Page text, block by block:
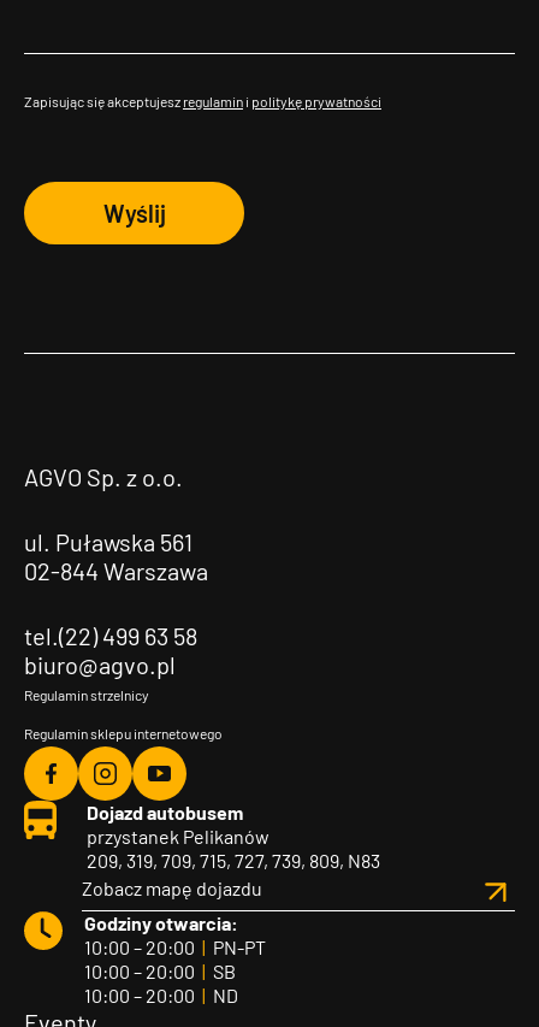
Zapisując się akceptujesz regulamin i politykę prywatności
Wyślij
AGVO Sp. z o.o.
ul. Puławska 561
02-844 Warszawa
tel.(22) 499 63 58
biuro@agvo.pl
Regulamin strzelnicy
Regulamin sklepu internetowego
Agvo
Facebook
Agvo
Instagram
Agvo
YouTube
Dojazd autobusem
przystanek Pelikanów
209, 319, 709, 715, 727, 739, 809, N83
Zobacz mapę dojazdu
Godziny otwarcia:
10:00 – 20:00 | PN-PT
10:00 – 20:00 | SB
10:00 – 20:00 | ND